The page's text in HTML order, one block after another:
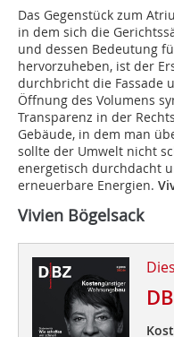
Das Gegenstück zum
in dem sich die
und dessen Bedeutung
hervorzuheben, ist der
durchbricht die Fassade
Öffnung des Volumens
Transparenz in der
Gebäude, in dem man
sollte der Umwelt nicht
energetisch durchdacht
erneuerbare Energien.
Vivien Bögelsack